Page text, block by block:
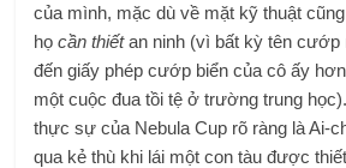
của mình, mặc dù về mặt kỹ thuật
họcần thiếtan ninh (vì bất kỳ tên cướp
đến giấy phép cướp biển của cô ấy
một cuộc đua tồi tệ ở trường trung
thực sự của Nebula Cup rõ ràng là Ai-
qua kẻ thù khi lái một con tàu được